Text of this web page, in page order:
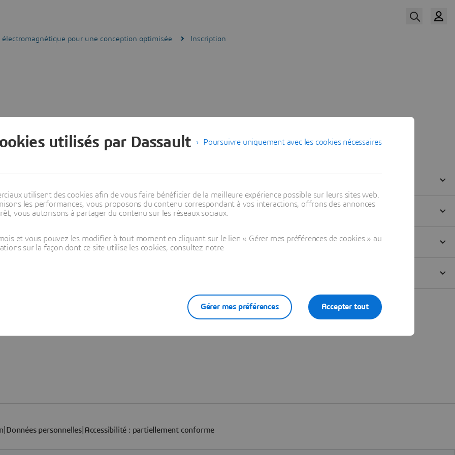
pour une conception optimisée Inscription
Poursuivre uniquement avec les cookies nécessaires
utilisés par Dassault
utilisent des cookies afin de vous faire bénéficier de la meilleure expérience possible sur leurs sites web.
les performances, vous proposons du contenu correspondant à vos interactions, offrons des annonces
vous autorisons à partager du contenu sur les réseaux sociaux.
et vous pouvez les modifier à tout moment en cliquant sur le lien « Gérer mes préférences de cookies » au
sur la façon dont ce site utilise les cookies, consultez notre
Accepter tout
Gérer mes préférences